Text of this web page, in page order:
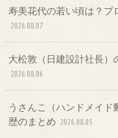
寿美花代の若い頃は？プ
2026.08.07
大松敦（日建設計社長）
2026.08.06
うさんこ（ハンドメイ
歴のまとめ 2026.08.05